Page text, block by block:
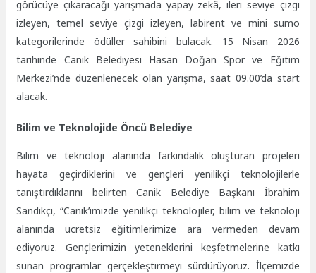
görücüye çıkaracağı yarışmada yapay zekâ, ileri seviye çizgi
izleyen, temel seviye çizgi izleyen, labirent ve mini sumo
kategorilerinde ödüller sahibini bulacak. 15 Nisan 2026
tarihinde Canik Belediyesi Hasan Doğan Spor ve Eğitim
Merkezi’nde düzenlenecek olan yarışma, saat 09.00’da start
alacak.
Bilim ve Teknolojide Öncü Belediye
Bilim ve teknoloji alanında farkındalık oluşturan projeleri
hayata geçirdiklerini ve gençleri yenilikçi teknolojilerle
tanıştırdıklarını belirten Canik Belediye Başkanı İbrahim
Sandıkçı, “Canik’imizde yenilikçi teknolojiler, bilim ve teknoloji
alanında ücretsiz eğitimlerimize ara vermeden devam
ediyoruz. Gençlerimizin yeteneklerini keşfetmelerine katkı
sunan programlar gerçekleştirmeyi sürdürüyoruz. İlçemizde